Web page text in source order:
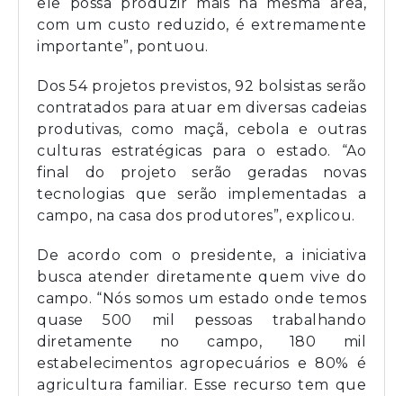
com um custo reduzido, é extremamente
importante”, pontuou.
Dos 54 projetos previstos, 92 bolsistas serão
contratados para atuar em diversas cadeias
produtivas, como maçã, cebola e outras
culturas estratégicas para o estado. “Ao
final do projeto serão geradas novas
tecnologias que serão implementadas a
campo, na casa dos produtores”, explicou.
De acordo com o presidente, a iniciativa
busca atender diretamente quem vive do
campo. “Nós somos um estado onde temos
quase 500 mil pessoas trabalhando
diretamente no campo, 180 mil
estabelecimentos agropecuários e 80% é
agricultura familiar. Esse recurso tem que